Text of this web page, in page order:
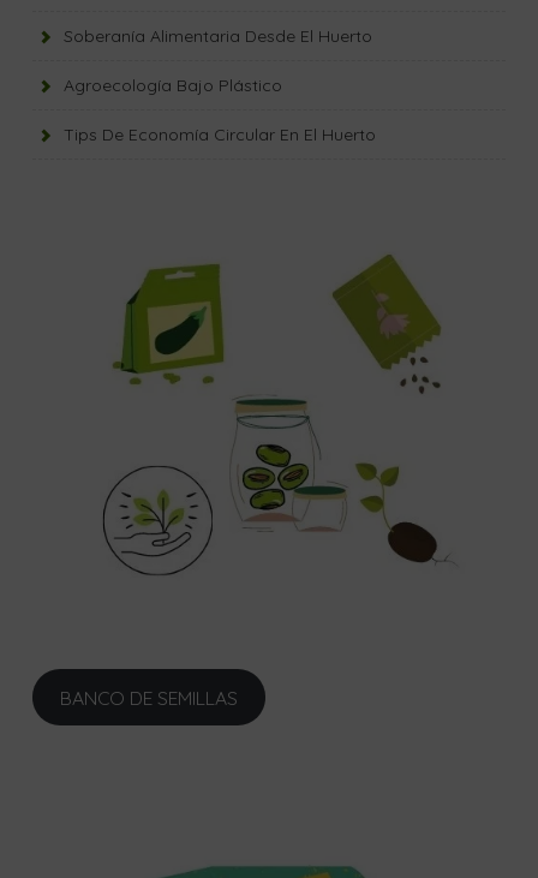
Soberanía Alimentaria Desde El Huerto
Agroecología Bajo Plástico
Tips De Economía Circular En El Huerto
BANCO DE SEMILLAS